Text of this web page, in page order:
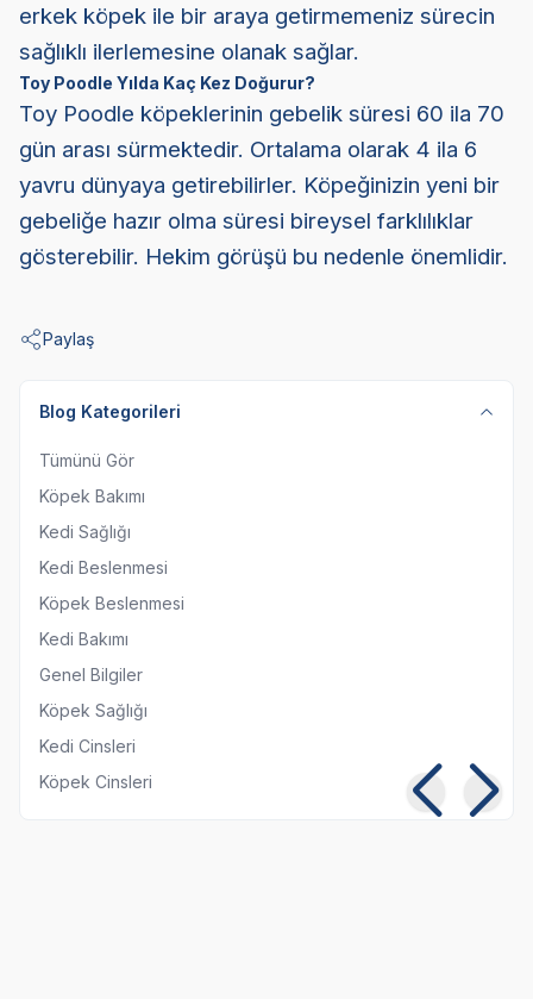
erkek köpek ile bir araya getirmemeniz sürecin
sağlıklı ilerlemesine olanak sağlar.
Toy Poodle Yılda Kaç Kez Doğurur?
Toy Poodle köpeklerinin gebelik süresi 60 ila 70
gün arası sürmektedir. Ortalama olarak 4 ila 6
yavru dünyaya getirebilirler. Köpeğinizin yeni bir
gebeliğe hazır olma süresi bireysel farklılıklar
gösterebilir. Hekim görüşü bu nedenle önemlidir.
Paylaş
Blog Kategorileri
Tümünü Gör
Köpek Bakımı
Kedi Sağlığı
Kedi Beslenmesi
Köpek Beslenmesi
Kedi Bakımı
Genel Bilgiler
Köpek Sağlığı
Kedi Cinsleri
Köpek Cinsleri